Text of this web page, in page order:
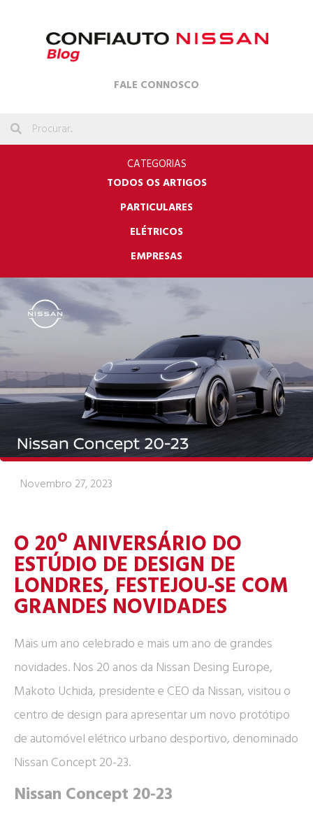
FALE CONNOSCO
CATEGORIAS
TODOS OS ARTIGOS
PARTICULARES
ELÉTRICOS
EMPRESAS
Novembro 27, 2023
O 20º ANIVERSÁRIO DO
ESTÚDIO DE DESIGN DE
LONDRES, FESTEJOU-SE COM
GRANDES NOVIDADES
Mais um ano celebrado e mais um ano de grandes
novidades. Nos 20 anos da Nissan Desing Europe,
Makoto Uchida, presidente e CEO da Nissan, visitou o
centro de design para apresentar um novo protótipo
de automóvel elétrico urbano desportivo, denominado
Nissan Concept 20-23.
Nissan Concept 20-23